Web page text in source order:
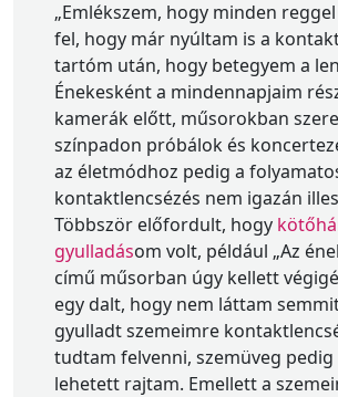
„Emlékszem, hogy minden
fel, hogy már nyúltam is a
tartóm után, hogy betegyem a
Énekesként a mindennapjaim
kamerák előtt, műsorokban
színpadon próbálok és
az életmódhoz pedig a
kontaktlencsézés nem igazán
Többször előfordult, hogy
gyulladásom volt, például „Az
című műsorban úgy kellett
egy dalt, hogy nem láttam
gyulladt szemeimre
tudtam felvenni, szemüveg pedig
lehetett rajtam. Emellett a